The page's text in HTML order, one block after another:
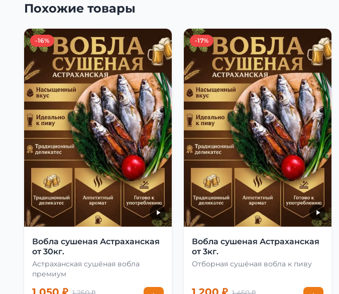
Похожие товары
-16%
Вобла сушеная Астраханская
от 30кг.
Астраханская сушёная вобла
премиум
-17%
Вобла сушеная Астраханская
от 3кг.
Отборная сушёная вобла к пиву